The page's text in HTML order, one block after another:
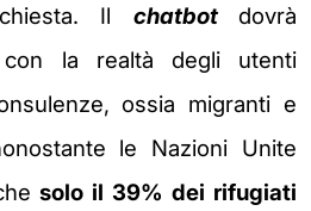
Il chatbot dovrà
con la realtà degli utenti
ossia migranti e
le Nazioni Unite
solo il 39% dei rifugiati